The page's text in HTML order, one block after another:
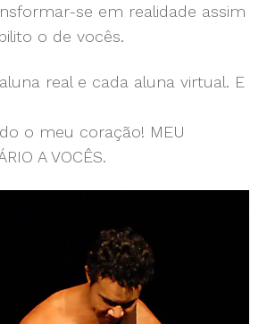
se em realidade assim
o de vocês.
real e cada aluna virtual. E
o meu coração! MEU
A VOCÊS.